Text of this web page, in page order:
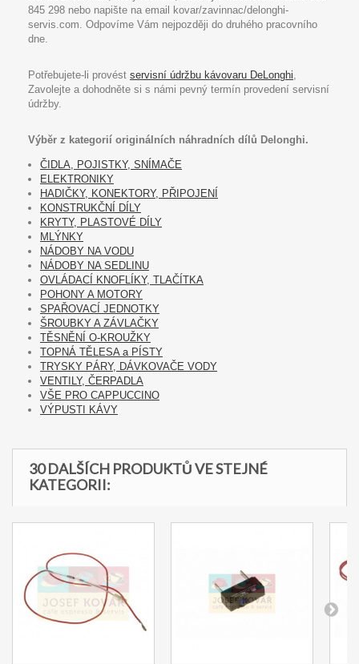
845 298 nebo napište na email kovar/zavinnac/delonghi-
servis.com. Odpovíme Vám nejpozději do druhého pracovního
dne.
Potřebujete-li provést servisní údržbu kávovaru DeLonghi,
Zavolejte a dohodněte si s námi pevný termín provedení servisní
údržby.
Výběr z kategorií originálních náhradních dílů Delonghi.
ČIDLA, POJISTKY, SNÍMAČE
ELEKTRONIKY
HADIČKY, KONEKTORY, PŘIPOJENÍ
KONSTRUKČNÍ DÍLY
KRYTY, PLASTOVÉ DÍLY
MLÝNKY
NÁDOBY NA VODU
NÁDOBY NA SEDLINU
OVLÁDACÍ KNOFLÍKY, TLAČÍTKA
POHONY A MOTORY
SPAŘOVACÍ JEDNOTKY
ŠROUBKY A ZÁVLAČKY
TĚSNĚNÍ O-KROUŽKY
TOPNÁ TĚLESA a PÍSTY
TRYSKY PÁRY, DÁVKOVAČE VODY
VENTILY, ČERPADLA
VŠE PRO CAPPUCCINO
VÝPUSTI KÁVY
30 DALŠÍCH PRODUKTŮ VE STEJNÉ
KATEGORII: